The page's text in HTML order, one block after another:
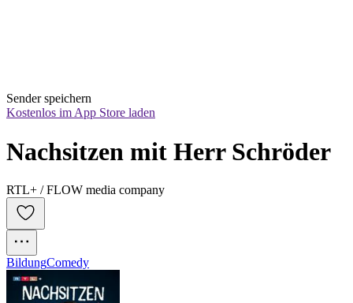
Sender speichern
Kostenlos im App Store laden
Nachsitzen mit Herr Schröder
RTL+ / FLOW media company
BildungComedy